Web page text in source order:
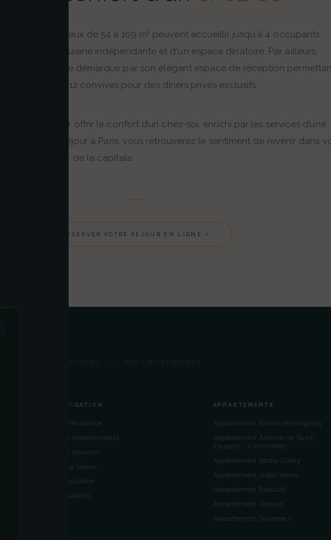
spacieux de 54 à 109 m² peuvent accueillir jusqu'à 4 occupants.
d'une cuisine indépendante et d'un espace dînatoire. Par ailleurs,
Hemingway se démarque par son élégant espace de réception
privé et jusqu'à 12 convives pour des dîners privés exclusifs.
imaginé pour offrir le confort d’un chez-soi, enrichi par les services d’une
À chaque séjour à Paris, vous retrouverez le sentiment de revenir dans
en plein cœur de la capitale.
RÉSERVER VOTRE SÉJOUR EN LIGNE
NAVIGATION
La Résidence
Nos Appartements
Nos Services
Long Séjour
Localisation
Actualités
APPARTEMENTS
Appartement Ernest Hemingway
Appartement Antoine de Saint-
Exupéry - 2 chambres
Appartement Sacha Guitry
Appartement Jules Verne
Appartement Exécutif
Appartement Deluxe
Appartement Supérieur